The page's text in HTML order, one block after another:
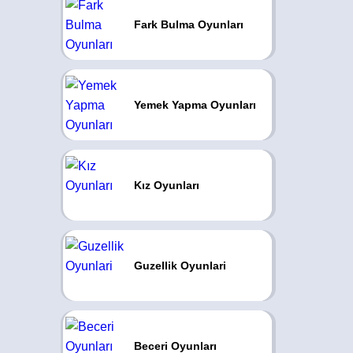
Fark Bulma Oyunları
Yemek Yapma Oyunları
Kız Oyunları
Guzellik Oyunlari
Beceri Oyunları